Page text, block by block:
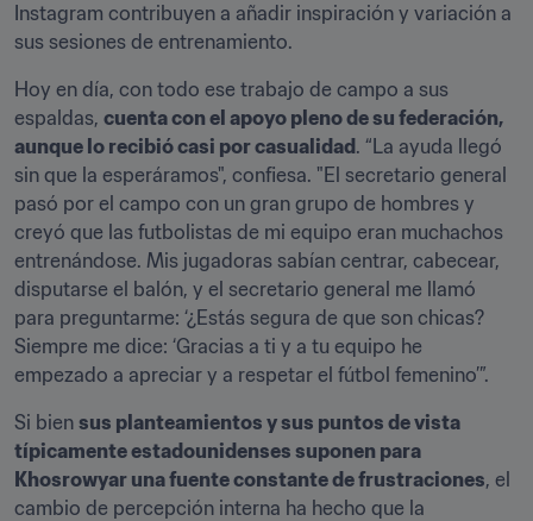
Instagram contribuyen a añadir inspiración y variación a
sus sesiones de entrenamiento.
Hoy en día, con todo ese trabajo de campo a sus
espaldas, cuenta con el apoyo pleno de su federación,
aunque lo recibió casi por casualidad . “La ayuda llegó
sin que la esperáramos", confiesa. "El secretario general
pasó por el campo con un gran grupo de hombres y
creyó que las futbolistas de mi equipo eran muchachos
entrenándose. Mis jugadoras sabían centrar, cabecear,
disputarse el balón, y el secretario general me llamó
para preguntarme: ‘¿Estás segura de que son chicas?
Siempre me dice: ‘Gracias a ti y a tu equipo he
empezado a apreciar y a respetar el fútbol femenino’”.
Si bien sus planteamientos y sus puntos de vista
típicamente estadounidenses suponen para
Khosrowyar una fuente constante de frustraciones, el
cambio de percepción interna ha hecho que la